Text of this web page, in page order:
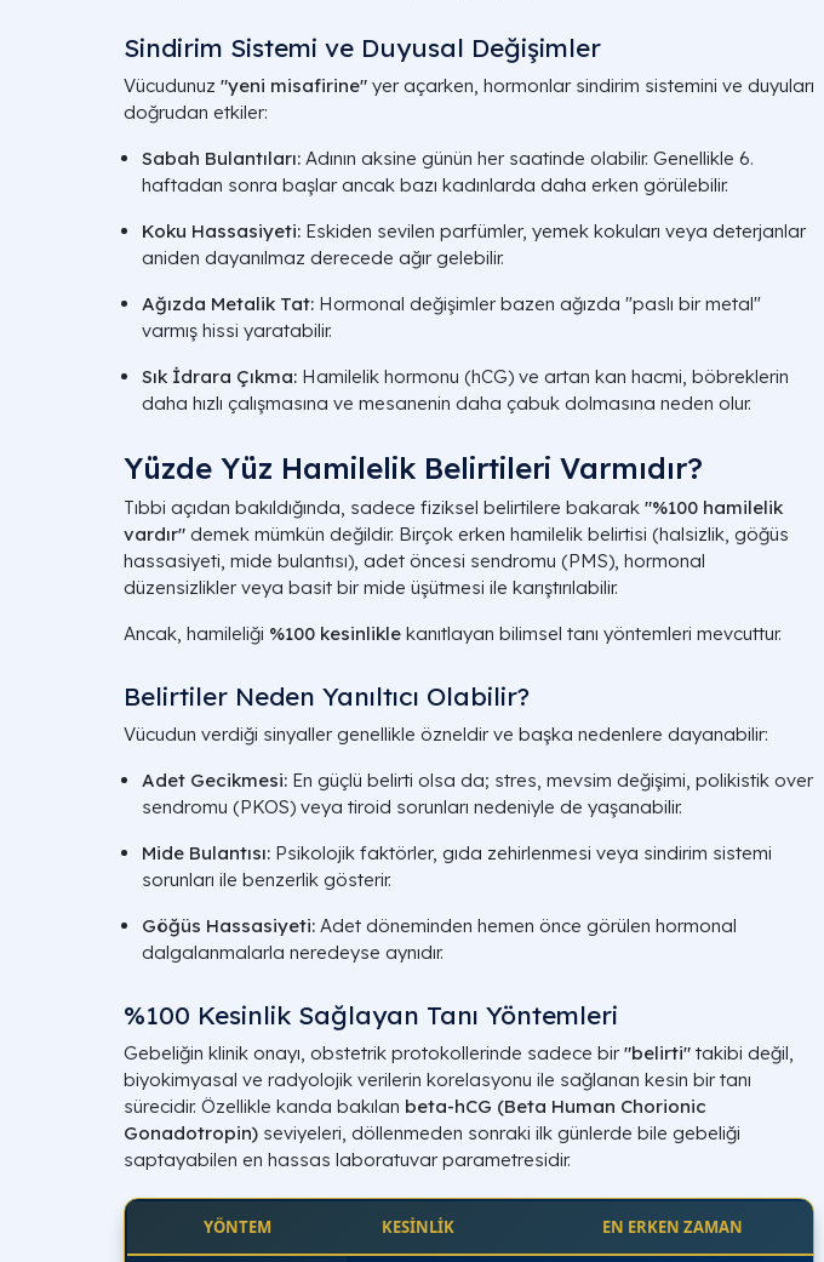
Sindirim Sistemi ve Duyusal Değişimler
Vücudunuz "yeni misafirine" yer açarken, hormonlar sindirim sistemini ve duyuları
doğrudan etkiler:
Sabah Bulantıları: Adının aksine günün her saatinde olabilir. Genellikle 6.
haftadan sonra başlar ancak bazı kadınlarda daha erken görülebilir.
Koku Hassasiyeti: Eskiden sevilen parfümler, yemek kokuları veya deterjanlar
aniden dayanılmaz derecede ağır gelebilir.
Ağızda Metalik Tat: Hormonal değişimler bazen ağızda "paslı bir metal"
varmış hissi yaratabilir.
Sık İdrara Çıkma: Hamilelik hormonu (hCG) ve artan kan hacmi, böbreklerin
daha hızlı çalışmasına ve mesanenin daha çabuk dolmasına neden olur.
Yüzde Yüz Hamilelik Belirtileri Varmıdır?
Tıbbi açıdan bakıldığında, sadece fiziksel belirtilere bakarak "%100 hamilelik
vardır" demek mümkün değildir. Birçok erken hamilelik belirtisi (halsizlik, göğüs
hassasiyeti, mide bulantısı), adet öncesi sendromu (PMS), hormonal
düzensizlikler veya basit bir mide üşütmesi ile karıştırılabilir.
Ancak, hamileliği %100 kesinlikle kanıtlayan bilimsel tanı yöntemleri mevcuttur.
Belirtiler Neden Yanıltıcı Olabilir?
Vücudun verdiği sinyaller genellikle özneldir ve başka nedenlere dayanabilir:
Adet Gecikmesi: En güçlü belirti olsa da; stres, mevsim değişimi, polikistik over
sendromu (PKOS) veya tiroid sorunları nedeniyle de yaşanabilir.
Mide Bulantısı: Psikolojik faktörler, gıda zehirlenmesi veya sindirim sistemi
sorunları ile benzerlik gösterir.
Göğüs Hassasiyeti: Adet döneminden hemen önce görülen hormonal
dalgalanmalarla neredeyse aynıdır.
%100 Kesinlik Sağlayan Tanı Yöntemleri
Gebeliğin klinik onayı, obstetrik protokollerinde sadece bir"belirti" takibi değil,
biyokimyasal ve radyolojik verilerin korelasyonu ile sağlanan kesin bir tanı
sürecidir. Özellikle kanda bakılan beta-hCG (Beta Human Chorionic
Gonadotropin) seviyeleri, döllenmeden sonraki ilk günlerde bile gebeliği
saptayabilen en hassas laboratuvar parametresidir.
YÖNTEM KESİNLİK EN ERKEN ZAMAN